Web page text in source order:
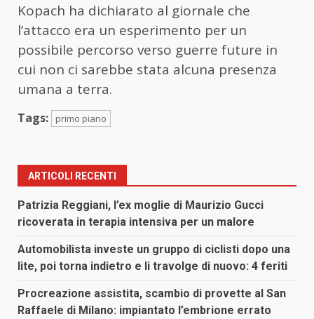
Kopach ha dichiarato al giornale che
l’attacco era un esperimento per un
possibile percorso verso guerre future in
cui non ci sarebbe stata alcuna presenza
umana a terra.
Tags: primo piano
ARTICOLI RECENTI
Patrizia Reggiani, l’ex moglie di Maurizio Gucci
ricoverata in terapia intensiva per un malore
Automobilista investe un gruppo di ciclisti dopo una
lite, poi torna indietro e li travolge di nuovo: 4 feriti
Procreazione assistita, scambio di provette al San
Raffaele di Milano: impiantato l’embrione errato